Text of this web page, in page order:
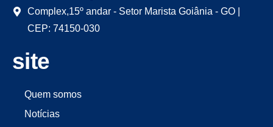
Complex,15º andar - Setor Marista Goiânia - GO |
CEP: 74150-030
site
Quem somos
Notícias